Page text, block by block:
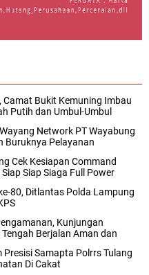
Bukit Kemuning Imbau
Putih dan Umbul-Umbul
Network PT Wayabung
Buruknya Pelayanan
Cek Kesiapan Command
Siap Siaga Full Power
80, Ditlantas Polda Lampung
Kunjungan
Berjalan Aman dan
Presisi Samapta Polrrs Tulang
Di Cakat